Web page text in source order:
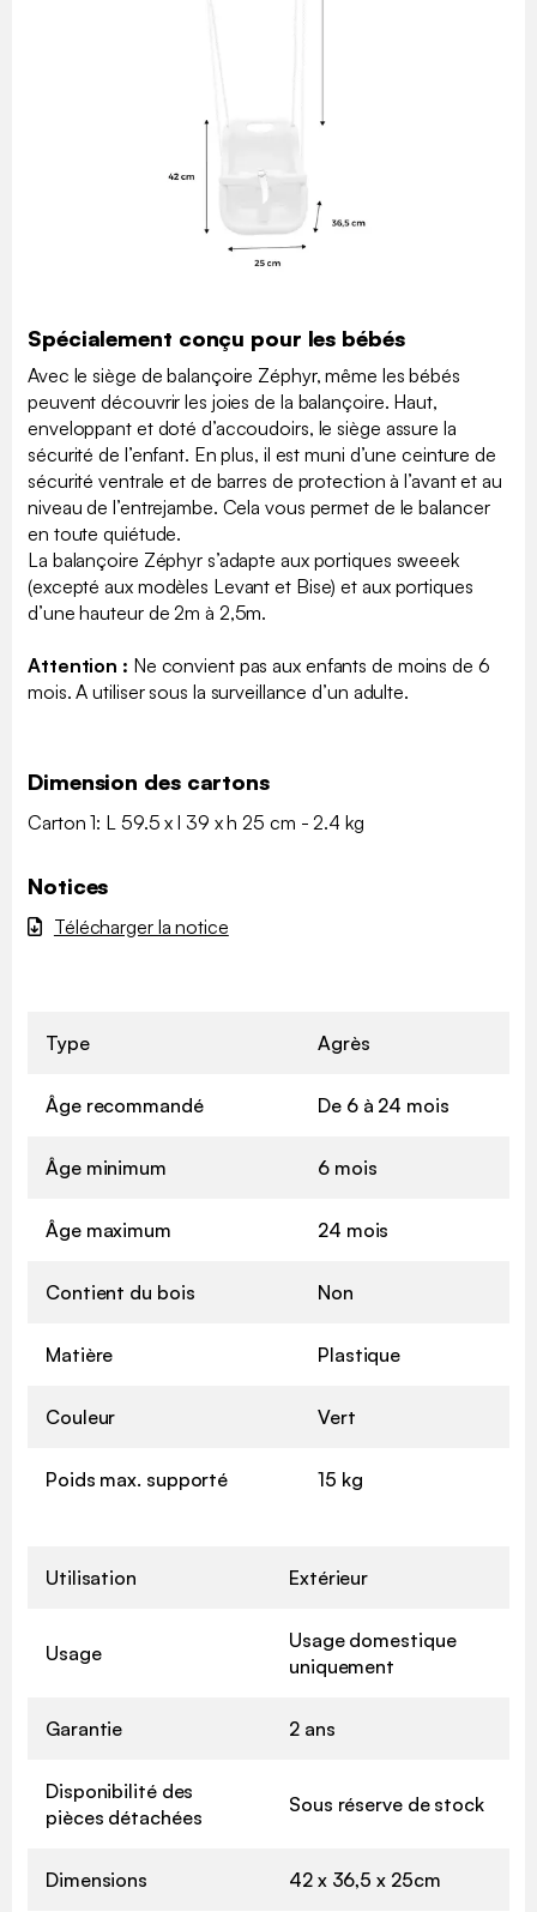
Spécialement conçu pour les bébés
Avec le siège de balançoire Zéphyr, même les bébés
peuvent découvrir les joies de la balançoire. Haut,
enveloppant et doté d’accoudoirs, le siège assure la
sécurité de l’enfant. En plus, il est muni d’une ceinture de
sécurité ventrale et de barres de protection à l’avant et au
niveau de l’entrejambe. Cela vous permet de le balancer
en toute quiétude.
La balançoire Zéphyr s’adapte aux portiques sweeek
(excepté aux modèles Levant et Bise) et aux portiques
d’une hauteur de 2m à 2,5m.
Attention : Ne convient pas aux enfants de moins de 6
mois. A utiliser sous la surveillance d’un adulte.
Dimension des cartons
Carton 1: L 59.5 x l 39 x h 25 cm - 2.4 kg
Notices
Télécharger la notice
Type Agrès
Âge recommandé De 6 à 24 mois
Âge minimum 6 mois
Âge maximum 24 mois
Contient du bois Non
Matière Plastique
Couleur Vert
Poids max. supporté 15 kg
Utilisation Extérieur
Usage
Usage domestique
uniquement
Garantie 2 ans
Disponibilité des
pièces détachées
Sous réserve de stock
Dimensions 42 x 36,5 x 25cm